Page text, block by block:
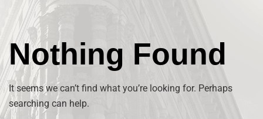
Nothing Found
It seems we can’t find what you’re looking for. Perhaps
searching can help.